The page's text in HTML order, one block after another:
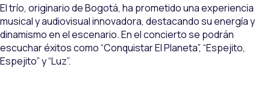
El trío, originario de Bogotá, ha prometido una experiencia
musical y audiovisual innovadora, destacando su energía y
dinamismo en el escenario. En el concierto se podrán
escuchar éxitos como “Conquistar El Planeta”, “Espejito,
Espejito” y “Luz”.